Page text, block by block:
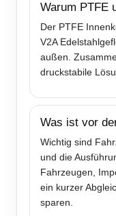
Warum PTFE
Der PTFE
V2A
außen.
druckstabile
Was ist vor
Wichtig sind
und die
Fahrzeugen,
ein kurzer
sparen.